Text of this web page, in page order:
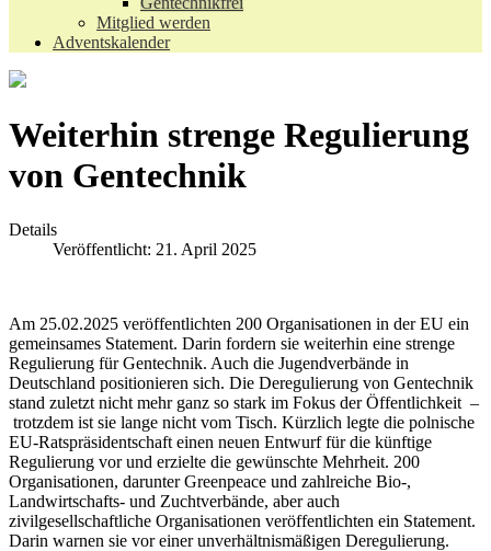
Mitglied werden
Adventskalender
Weiterhin strenge Regulierung
von Gentechnik
Details
Veröffentlicht: 21. April 2025
Am 25.02.2025 veröffentlichten 200 Organisationen in der EU ein
gemeinsames Statement. Darin fordern sie weiterhin eine strenge
Regulierung für Gentechnik. Auch die Jugendverbände in
Deutschland positionieren sich. Die Deregulierung von Gentechnik
stand zuletzt nicht mehr ganz so stark im Fokus der Öffentlichkeit –
trotzdem ist sie lange nicht vom Tisch. Kürzlich legte die polnische
EU-Ratspräsidentschaft einen neuen Entwurf für die künftige
Regulierung vor und erzielte die gewünschte Mehrheit. 200
Organisationen, darunter Greenpeace und zahlreiche Bio-,
Landwirtschafts- und Zuchtverbände, aber auch
zivilgesellschaftliche Organisationen veröffentlichten ein Statement.
Darin warnen sie vor einer unverhältnismäßigen Deregulierung.